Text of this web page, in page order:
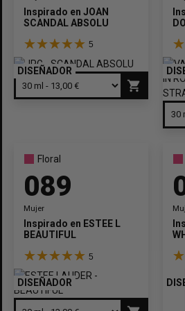
Inspirado en JOAN
SCANDAL ABSOLU
5
DISEÑADOR
shopping_cart
Floral
089
Mujer
Inspirado en ESTEE LAUDER
BEAUTIFUL
5
DISEÑADOR